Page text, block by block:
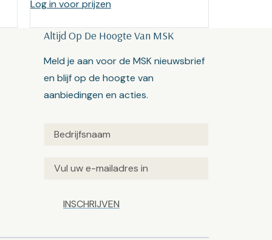
Log in voor prijzen
Altijd Op De Hoogte Van MSK
Meld je aan voor de MSK nieuwsbrief
en blijf op de hoogte van
aanbiedingen en acties.
Untitled(Vereist)
Email(Vereist)
Captcha